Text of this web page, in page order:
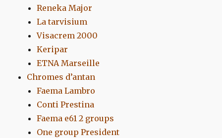
Reneka Major
La tarvisium
Visacrem 2000
Keripar
ETNA Marseille
Chromes d’antan
Faema Lambro
Conti Prestina
Faema e61 2 groups
One group President